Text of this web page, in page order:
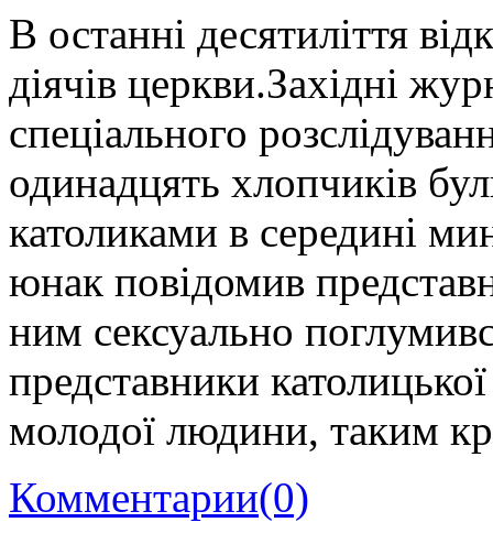
В останні десятиліття
діячів церкви.Західні
спеціального
одинадцять хлопчиків
католиками в середині
юнак повідомив
ним сексуально
представники
молодої людини, таким
Комментарии(0)